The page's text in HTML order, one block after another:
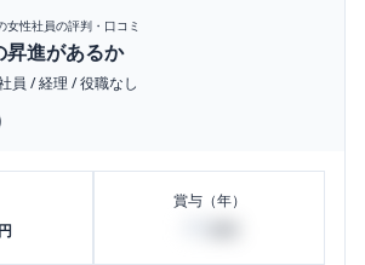
女性社員の評判・口コミ
昇進があるか
員 /経理 /役職なし
賞与（年）